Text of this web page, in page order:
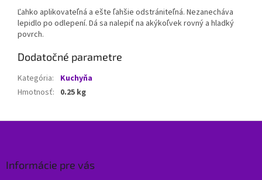
Ľahko aplikovateľná a ešte ľahšie odstrániteľná. Nezanecháva
lepidlo po odlepení. Dá sa nalepiť na akýkoľvek rovný a hladký
povrch.
Dodatočné parametre
Kategória:
Kuchyňa
Hmotnosť: 0.25 kg
Informácie pre vás